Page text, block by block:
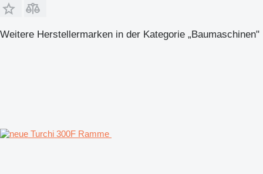
Weitere Herstellermarken in der Kategorie „Baumaschinen"